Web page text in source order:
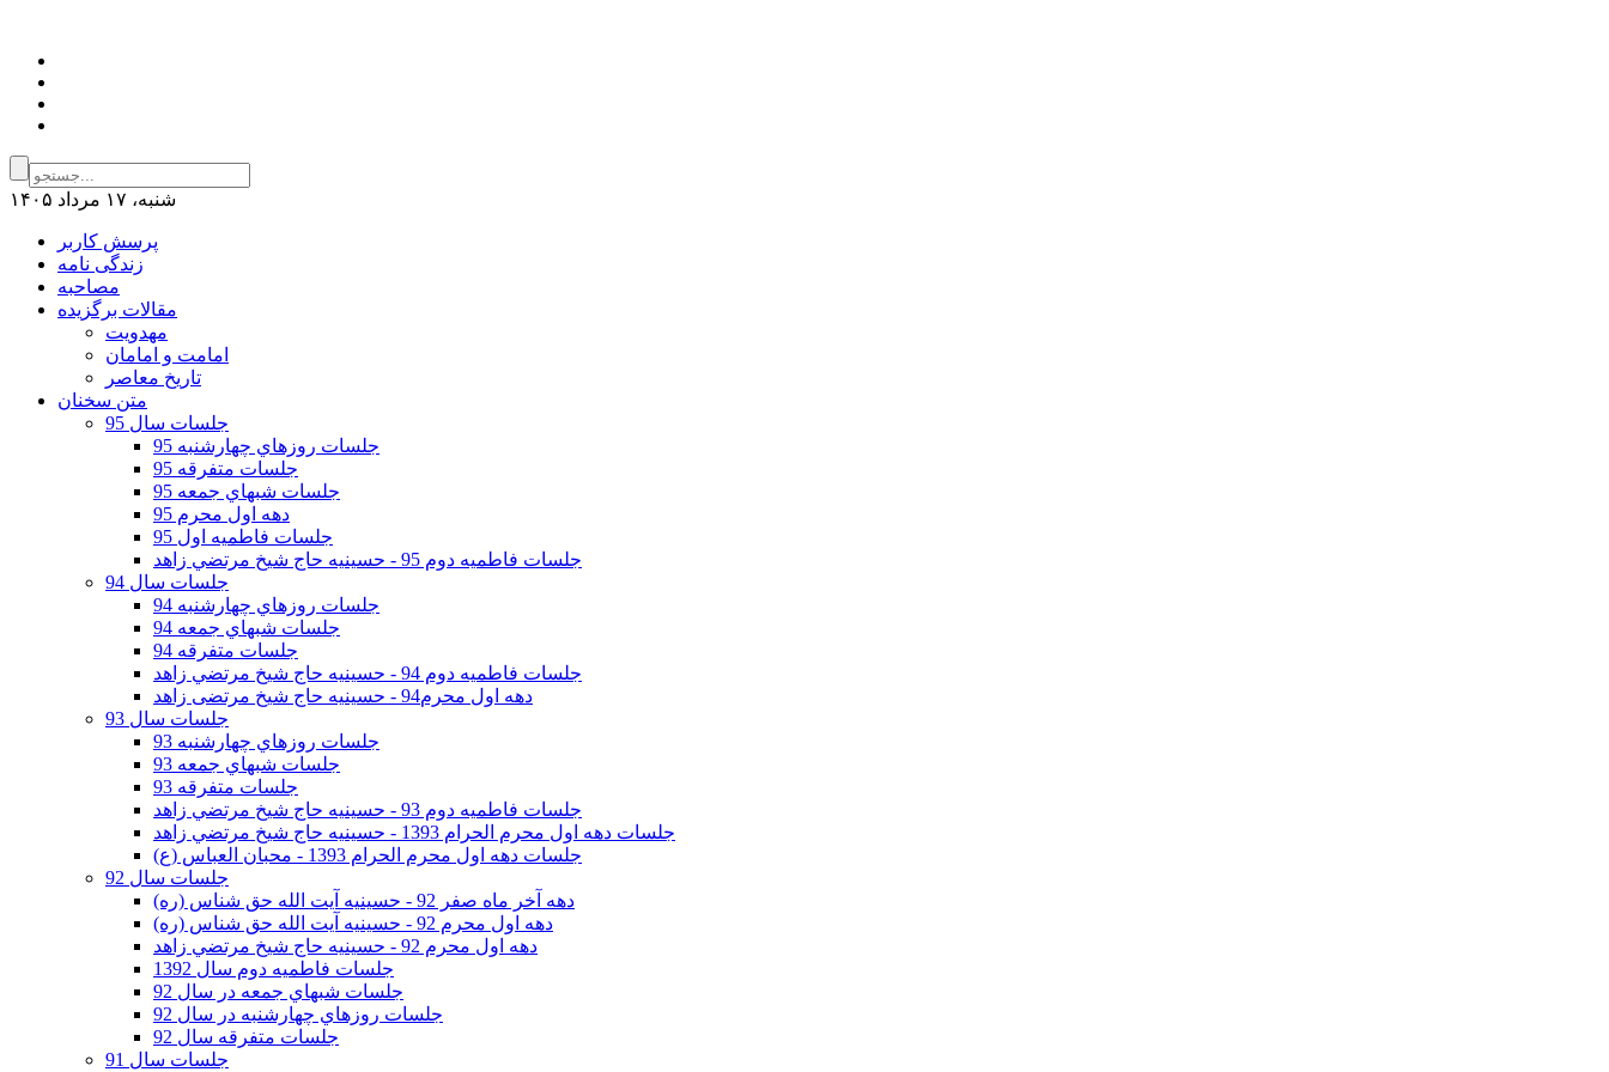
شنبه، ۱۷ مرداد ۱۴۰۵
پرسش کاربر
زندگی نامه
مصاحبه
مقالات برگزیده
مهدویت
امامت و امامان
تاریخ معاصر
متن سخنان
جلسات سال 95
جلسات روزهاي چهارشنبه 95
جلسات متفرقه 95
جلسات شبهاي جمعه 95
دهه اول محرم 95
جلسات فاطمیه اول 95
جلسات فاطمیه دوم 95 - حسينيه حاج شيخ مرتضي زاهد
جلسات سال 94
جلسات روزهاي چهارشنبه 94
جلسات شبهاي جمعه 94
جلسات متفرقه 94
جلسات فاطميه دوم 94 - حسينيه حاج شيخ مرتضي زاهد
دهه اول محرم94 - حسینیه حاج شیخ مرتضی زاهد
جلسات سال 93
جلسات روزهاي چهارشنبه 93
جلسات شبهاي جمعه 93
جلسات متفرقه 93
جلسات فاطميه دوم 93 - حسينيه حاج شيخ مرتضي زاهد
جلسات دهه اول محرم الحرام 1393 - حسينيه حاج شيخ مرتضي زاهد
جلسات دهه اول محرم الحرام 1393 - محبان العباس (ع)
جلسات سال 92
دهه آخر ماه صفر 92 - حسينيه آيت الله حق شناس (ره)
دهه اول محرم 92 - حسينيه آيت الله حق شناس (ره)
دهه اول محرم 92 - حسينيه حاج شيخ مرتضي زاهد
جلسات فاطميه دوم سال 1392
جلسات شبهاي جمعه در سال 92
جلسات روزهاي چهارشنبه در سال 92
جلسات متفرقه سال 92
جلسات سال 91